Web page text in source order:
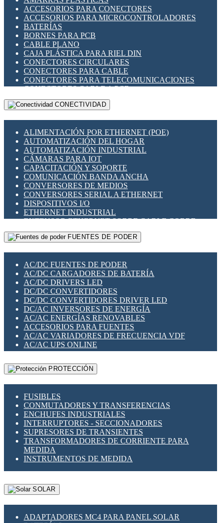
INDICADORES PARA PANEL
INTERFACES DE RELÉ
INTERRUPTORES FIN DE CARRERA
LLAVES CONMUTADORAS
MEDIDORES DE ENERGÍA Y TC'S DE CORRIENTE
MOTORES PASO A PASO
PANTALLAS HMI
PLC -CONTROLADORES LÓGICO PROGRAMABLES
PROGRAMADORES DE HORARIO
RELÉS DE PROTECCIÓN
SENSORES CAPACITIVOS
SENSORES INDUCTIVOS
TEMPORIZADORES
VARIACS
VARIADORES DE FRECUENCIA [VDF]
SECCIONADORES - INTERRUPTORES
MAQUINARIA
ACCESORIOS PARA CONECTORES
ACCESORIOS PARA MICROCONTROLADORES
BATERÍAS
BORNES PARA PCB
CABLE PLANO
CAJA PLÁSTICA PARA RIEL DIN
CONECTORES CIRCULARES
CONECTORES PARA CABLE
CONECTORES PARA TELECOMUNICACIONES
CONECTORES CABLE A PCB
CONECTORES PCB A CABLE
DIP SWITCHES
HERRAMIENTAS VARIAS
ILUMINACIÓN LED
INTERRUPTORES REED
INTERFACES DE RELÉ
OTROS RELÉS
PROTECCIÓN TÉRMICA
RELÉS AUTOMOTRICES
RELÉS DE SEÑAL
RELÉS DE ESTADO SÓLIDO SSR
RELÉS INDUSTRIALES
RELÉS MINIATURA DE POTENCIA
SENSORES MAGNÉTICOS
SWITCH Y MICROSWITCH
TARJETAS PI
UNIÓN Y DERIVACIÓN DE CABLE
CONECTIVIDAD
ALIMENTACIÓN POR ETHERNET (POE)
AUTOMATIZACIÓN DEL HOGAR
AUTOMATIZACIÓN INDUSTRIAL
CÁMARAS PARA IOT
CAPACITACIÓN Y SOPORTE
COMUNICACIÓN BANDA ANCHA
CONVERSORES DE MEDIOS
CONVERSORES SERIAL A ETHERNET
DISPOSITIVOS I/O
ETHERNET INDUSTRIAL
EXTENSOR ETHERNET SOBRE CABLE COBRE
GATEWAY LORAWAN
GESTIÓN DE REDES
PLACAS MODULARES IOT
SWITCHES Y REDES WIFI
SOLUCIONES IOT
SOLUCIONES LORAWAN
SOLUCIONES RED CELULAR
SEGURIDAD PARA REDES
SWITCHES LAN
TELEFONÍA IP (VOIP)
VIGILANCIA IP (CCTV)
MESHTASTIC
FUENTES DE PODER
AC/DC FUENTES DE PODER
AC/DC CARGADORES DE BATERÍA
AC/DC DRIVERS LED
DC/DC CONVERTIDORES
DC/DC CONVERTIDORES DRIVER LED
DC/AC INVERSORES DE ENERGÍA
AC/AC ENERGÍAS RENOVABLES
ACCESORIOS PARA FUENTES
AC/AC VARIADORES DE FRECUENCIA VDF
AC/AC UPS ONLINE
PROTECCIÓN
FUSIBLES
CONMUTADORES Y TRANSFERENCIAS
ENCHUFES INDUSTRIALES
INTERRUPTORES - SECCIONADORES
SUPRESORES DE TRANSIENTES
TRANSFORMADORES DE CORRIENTE PARA
MEDIDA
INSTRUMENTOS DE MEDIDA
SOLAR
ADAPTADORES MC4 PARA PANEL SOLAR